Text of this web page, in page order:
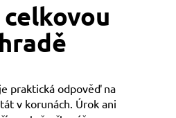
praktická odpověď na
v korunách. Úrok ani